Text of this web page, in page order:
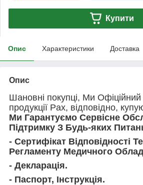
Купити
Опис Характеристики Доставка
Опис
Шановні покупці, Ми
продукції Pax, відповідно,
Ми Гарантуємо Сервісне
Підтримку З Будь-яких
- Сертифікат Відповідності
Регламенту Медичного
- Декларація.
- Паспорт, Інструкція.